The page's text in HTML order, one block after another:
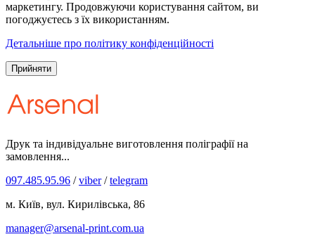
маркетингу. Продовжуючи користування сайтом, ви
погоджуєтесь з їх використанням.
Детальніше про політику конфіденційності
Прийняти
Друк та індивідуальне виготовлення поліграфії на
замовлення...
097.485.95.96 /viber/telegram
м. Київ, вул. Кирилівська, 86
manager@arsenal-print.com.ua